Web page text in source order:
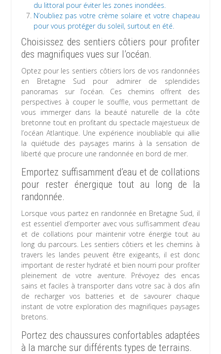
du littoral pour éviter les zones inondées.
N’oubliez pas votre crème solaire et votre chapeau
pour vous protéger du soleil, surtout en été.
Choisissez des sentiers côtiers pour profiter
des magnifiques vues sur l’océan.
Optez pour les sentiers côtiers lors de vos randonnées
en Bretagne Sud pour admirer de splendides
panoramas sur l’océan. Ces chemins offrent des
perspectives à couper le souffle, vous permettant de
vous immerger dans la beauté naturelle de la côte
bretonne tout en profitant du spectacle majestueux de
l’océan Atlantique. Une expérience inoubliable qui allie
la quiétude des paysages marins à la sensation de
liberté que procure une randonnée en bord de mer.
Emportez suffisamment d’eau et de collations
pour rester énergique tout au long de la
randonnée.
Lorsque vous partez en randonnée en Bretagne Sud, il
est essentiel d’emporter avec vous suffisamment d’eau
et de collations pour maintenir votre énergie tout au
long du parcours. Les sentiers côtiers et les chemins à
travers les landes peuvent être exigeants, il est donc
important de rester hydraté et bien nourri pour profiter
pleinement de votre aventure. Prévoyez des encas
sains et faciles à transporter dans votre sac à dos afin
de recharger vos batteries et de savourer chaque
instant de votre exploration des magnifiques paysages
bretons.
Portez des chaussures confortables adaptées
à la marche sur différents types de terrains.